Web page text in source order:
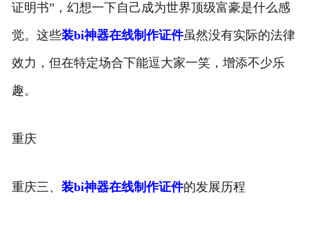
证明书”，幻想一下自己成为世界顶级富豪是什么感
觉。这些装bi神器在线制作证件虽然没有实际的法律
效力，但在特定场合下能逗大家一笑，增添不少乐
趣。
重庆
重庆三、 装bi神器在线制作证件的发展历程